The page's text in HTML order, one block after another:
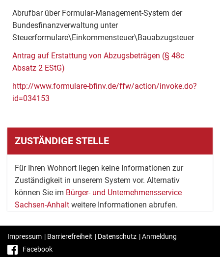
Abrufbar über Formular-Management-System der
Bundesfinanzverwaltung unter
Steuerformulare\Einkommensteuer\Bauabzugsteuer
Antrag auf Erstattung von Abzugsbeträgen (§ 48c
Absatz 2 EStG)
http://www.formulare-bfinv.de/ffw/action/invoke.do?
id=034153
ZUSTÄNDIGE STELLE
Für Ihren Wohnort liegen keine Informationen zur
Zuständigkeit in unserem System vor. Alternativ
können Sie im Bürger- und Unternehmensservice
Sachsen-Anhalt weitere Informationen abrufen.
Impressum | Barrierefreiheit | Datenschutz |Anmeldung
Facebook